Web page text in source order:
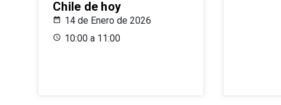
Chile de hoy
14 de Enero de 2026
10:00 a 11:00